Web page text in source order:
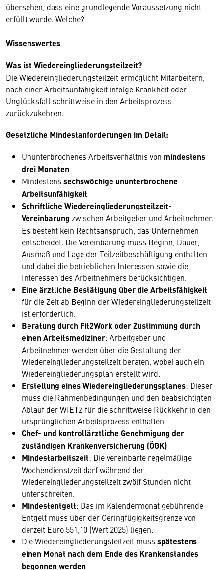
übersehen, dass eine grundlegende Voraussetzung nicht
erfüllt wurde. Welche?
Wissenswertes
Was ist Wiedereingliederungsteilzeit?
Die Wiedereingliederungsteilzeit ermöglicht Mitarbeitern,
nach einer Arbeitsunfähigkeit infolge Krankheit oder
Unglücksfall schrittweise in den Arbeitsprozess
zurückzukehren.
Gesetzliche Mindestanforderungen im Detail:
Ununterbrochenes Arbeitsverhältnis von mindestens
drei Monaten
Mindestens sechswöchige ununterbrochene
Arbeitsunfähigkeit
Schriftliche Wiedereingliederungsteilzeit-
Vereinbarung zwischen Arbeitgeber und Arbeitnehmer.
Es besteht kein Rechtsanspruch, das Unternehmen
entscheidet. Die Vereinbarung muss Beginn, Dauer,
Ausmaß und Lage der Teilzeitbeschäftigung enthalten
und dabei die betrieblichen Interessen sowie die
Interessen des Arbeitnehmers berücksichtigen.
Eine ärztliche Bestätigung über die Arbeitsfähigkeit
für die Zeit ab Beginn der Wiedereingliederungsteilzeit
ist erforderlich.
Beratung durch Fit2Work oder Zustimmung durch
einen Arbeitsmediziner: Arbeitgeber und
Arbeitnehmer werden über die Gestaltung der
Wiedereingliederungsteilzeit beraten, wobei auch ein
Wiedereingliederungsplan erstellt wird.
Erstellung eines Wiedereingliederungsplanes: Dieser
muss die Rahmenbedingungen und den beabsichtigten
Ablauf der WIETZ für die schrittweise Rückkehr in den
ursprünglichen Arbeitsprozess enthalten.
Chef- und kontrollärztliche Genehmigung der
zuständigen Krankenversicherung (ÖGK)
Mindestarbeitszeit: Die vereinbarte regelmäßige
Wochendienstzeit darf während der
Wiedereingliederungsteilzeit zwölf Stunden nicht
unterschreiten.
Mindestentgelt: Das im Kalendermonat gebührende
Entgelt muss über der Geringfügigkeitsgrenze von
derzeit Euro 551,10 (Wert 2025) liegen.
Die Wiedereingliederungsteilzeit muss spätestens
einen Monat nach dem Ende des Krankenstandes
begonnen werden